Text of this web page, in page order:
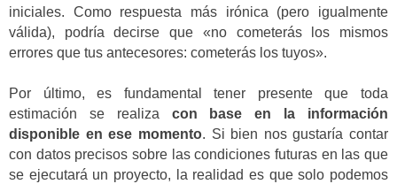
iniciales. Como respuesta más irónica (pero igualmente
válida), podría decirse que «no cometerás los mismos
errores que tus antecesores: cometerás los tuyos».
Por último, es fundamental tener presente que toda
estimación se realiza con base en la información
disponible en ese momento. Si bien nos gustaría contar
con datos precisos sobre las condiciones futuras en las que
se ejecutará un proyecto, la realidad es que solo podemos